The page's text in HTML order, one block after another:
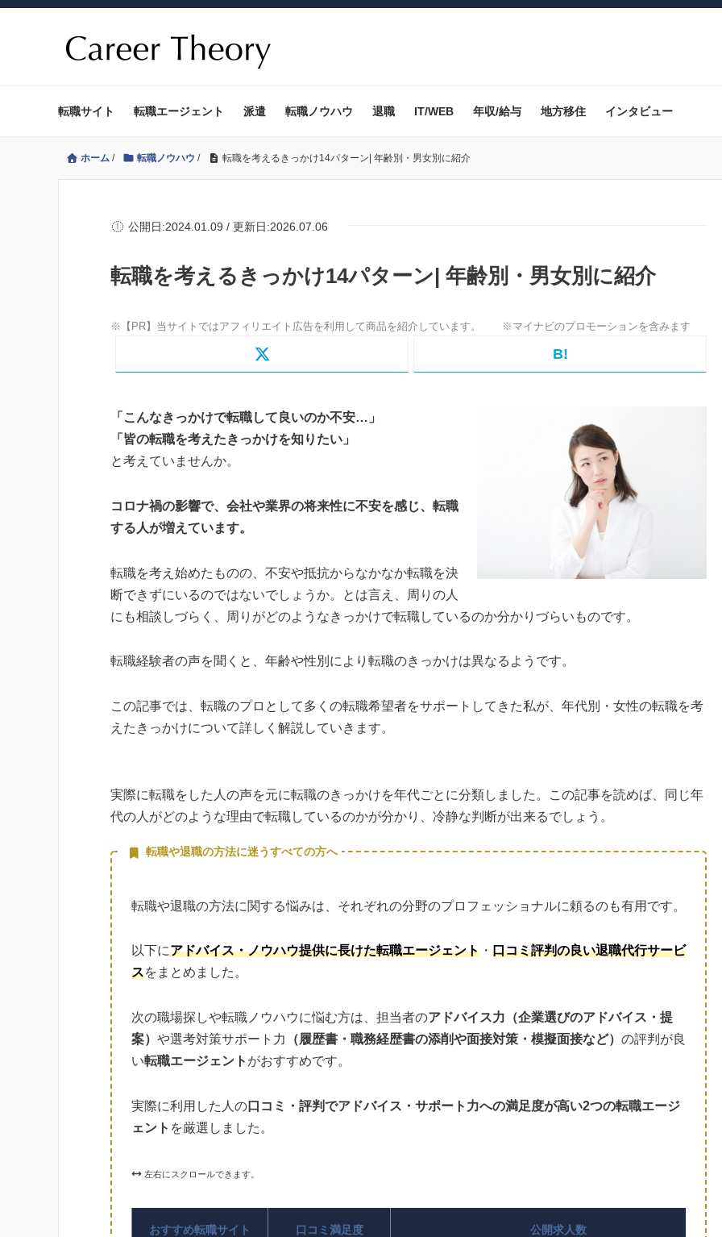
転職サイト 転職エージェント 派遣 転職ノウハウ 退職 IT/WEB 年収/給与 地方移住 インタビュー
ホーム / 転職ノウハウ / 転職を考えるきっかけ14パターン| 年齢別・男女別に紹介
公開日:2024.01.09 / 更新日:2026.07.06
転職を考えるきっかけ14パターン| 年齢別・男女別に紹介
B!
「こんなきっかけで転職して良いのか不安…」
「皆の転職を考えたきっかけを知りたい」
と考えていませんか。
コロナ禍の影響で、会社や業界の将来性に不安を感じ、転職
する人が増えています。
転職を考え始めたものの、不安や抵抗からなかなか転職を決
断できずにいるのではないでしょうか。とは言え、周りの人
にも相談しづらく、周りがどのようなきっかけで転職しているのか分かりづらいものです。
転職経験者の声を聞くと、年齢や性別により転職のきっかけは異なるようです。
この記事では、転職のプロとして多くの転職希望者をサポートしてきた私が、年代別・女性の転職を考
えたきっかけについて詳しく解説していきます。
実際に転職をした人の声を元に転職のきっかけを年代ごとに分類しました。この記事を読めば、同じ年
代の人がどのような理由で転職しているのかが分かり、冷静な判断が出来るでしょう。
転職や退職の方法に迷うすべての方へ
転職や退職の方法に関する悩みは、それぞれの分野のプロフェッショナルに頼るのも有用です。
以下にアドバイス・ノウハウ提供に長けた転職エージェント ・ 口コミ評判の良い退職代行サービ
スをまとめました。
次の職場探しや転職ノウハウに悩む方は、担当者のアドバイス力（企業選びのアドバイス・提
案） や選考対策サポート力 （履歴書・職務経歴書の添削や面接対策・模擬面接など） の評判が良
い転職エージェント がおすすめです。
実際に利用した人の口コミ・評判でアドバイス・サポート力への満足度が高い2つの転職エージ
ェント を厳選しました。
左右にスクロールできます。
おすすめ転職サイト 口コミ満足度 公開求人数